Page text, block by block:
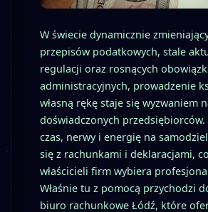
W świecie dynamicznie
przepisów podatkowych, stale
regulacji oraz rosnących
administracyjnych, prowadzenie
własną rękę staje się wyzwaniem
doświadczonych
czas, nerwy i energię na
się z rachunkami i deklaracjami,
właścicieli firm wybiera
Właśnie tu z pomocą przychodzi
biuro rachunkowe Łódź, które